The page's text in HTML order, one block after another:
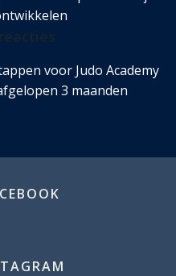
voor Judo Academy
3 maanden